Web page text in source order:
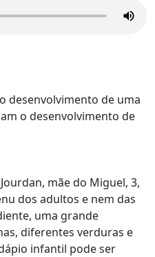
desenvolvimento de uma
o desenvolvimento de
mãe do Miguel, 3,
dos adultos e nem das
uma grande
diferentes verduras e
infantil pode ser